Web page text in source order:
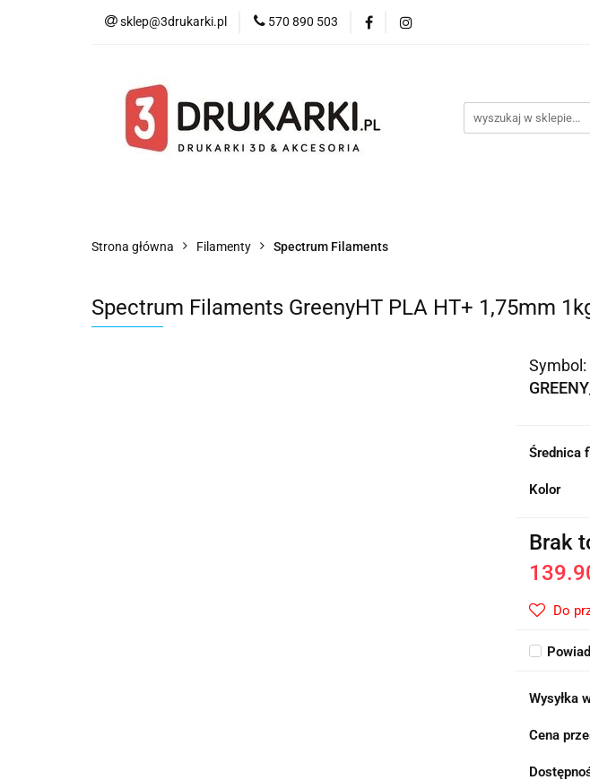
sklep@3drukarki.pl 570 890 503
Blog Bestsellery
Strona główna Filamenty Spectrum Filaments
Spectrum Filaments GreenyHT PLA HT+ 1,75mm
Symbol:
Średnica
Kolor
Brak
Do
Wysyłka
Cena